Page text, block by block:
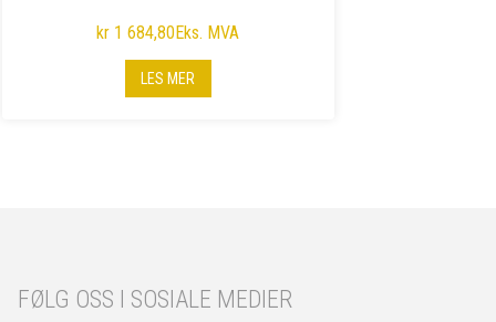
kr 1 684,80Eks. MVA
LES MER
FØLG OSS I SOSIALE MEDIER